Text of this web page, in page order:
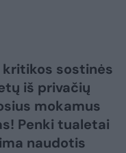
sostinės
iš privačių
mokamus
Penki tualetai
naudotis